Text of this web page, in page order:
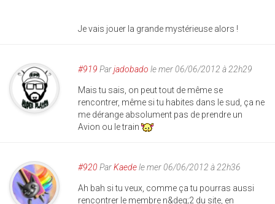
Je vais jouer la grande mystérieuse alors !
#919 Parjadobado le mer 06/06/2012 à 22h29
Mais tu sais, on peut tout de même se
rencontrer, même si tu habites dans le sud, ça ne
me dérange absolument pas de prendre un
Avion ou le train
#920 ParKaedele mer 06/06/2012 à 22h36
Ah bah si tu veux, comme ça tu pourras aussi
rencontrer le membre n&deg;2 du site, en